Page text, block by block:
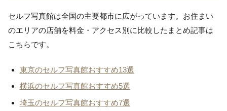
セルフ写真館は全国の主要都市に広がっています。お住まい
のエリアの店舗を料金・アクセス別に比較したまとめ記事は
こちらです。
東京のセルフ写真館おすすめ13選
横浜のセルフ写真館おすすめ5選
埼玉のセルフ写真館おすすめ7選